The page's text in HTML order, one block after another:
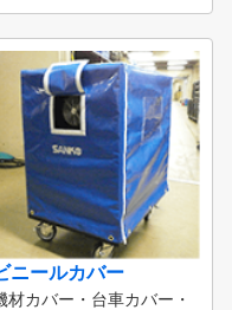
ニールカバー
材カバー・台車カバー・